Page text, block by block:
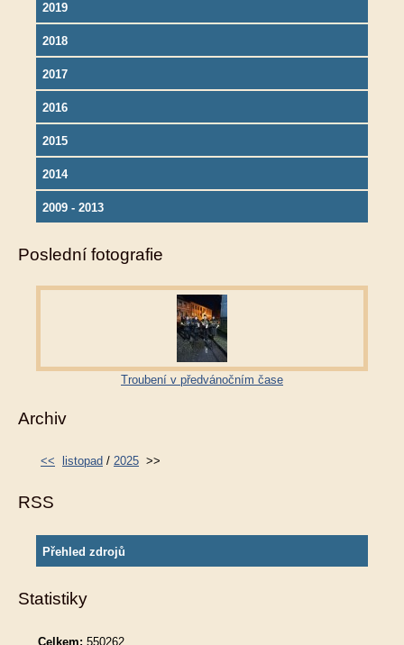
2019
2018
2017
2016
2015
2014
2009 - 2013
Poslední fotografie
Troubení v předvánočním čase
Archiv
<< listopad / 2025 >>
RSS
Přehled zdrojů
Statistiky
Celkem: 550262